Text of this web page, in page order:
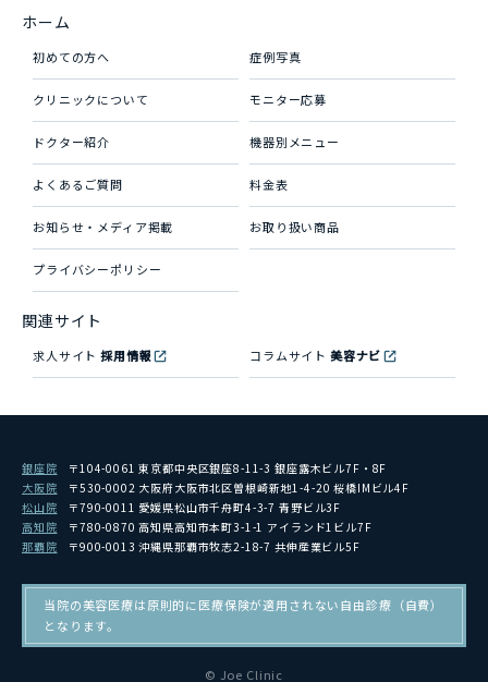
ホーム
初めての方へ 症例写真
クリニックについて モニター応募
ドクター紹介 機器別メニュー
よくあるご質問 料金表
お知らせ・メディア掲載 お取り扱い商品
プライバシーポリシー
関連サイト
求人サイト採用情報 コラムサイト 美容ナビ
銀座院
〒104-0061 東京都中央区銀座8-11-3 銀座露木ビル7F・8F
大阪院
〒530-0002 大阪府大阪市北区曽根崎新地1-4-20 桜橋IMビル4F
松山院
〒790-0011 愛媛県松山市千舟町4-3-7 青野ビル3F
高知院
〒780-0870 高知県高知市本町3-1-1 アイランド1ビル7F
那覇院
〒900-0013 沖縄県那覇市牧志2-18-7 共伸産業ビル5F
当院の美容医療は原則的に医療保険が適用されない自由診療（自費）
となります。
© Joe Clinic